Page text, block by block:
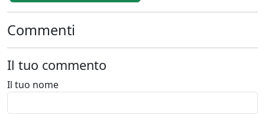
Commenti
Il tuo commento
Il tuo nome